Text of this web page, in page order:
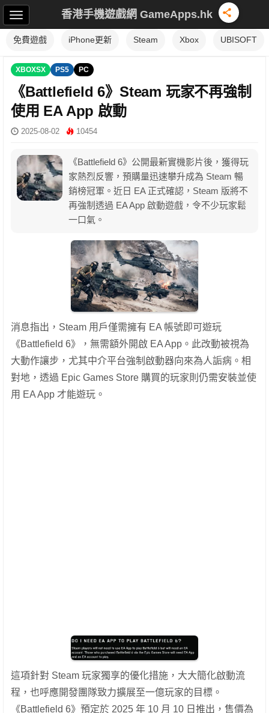
香港手機遊戲網 GameApps.hk
免費遊戲 iPhone更新 Steam Xbox UBISOFT
XBOXSX PS5 PC
《Battlefield 6》Steam 玩家不再強制
使用 EA App 啟動
2025-08-02 10454
《Battlefield 6》公開最新實機影片後，獲得玩
家熱烈反響，預購量迅速攀升成為 Steam 暢
銷榜冠軍。近日 EA 正式確認，Steam 版將不
再強制透過 EA App 啟動遊戲，令不少玩家鬆
一口氣。
消息指出，Steam 用戶僅需擁有 EA 帳號即可遊玩
《Battlefield 6》，無需額外開啟 EA App。此改動被視為
大動作讓步，尤其中介平台強制啟動器向來為人詬病。相
對地，透過 Epic Games Store 購買的玩家則仍需安裝並使
用 EA App 才能遊玩。
這項針對 Steam 玩家獨享的優化措施，大大簡化啟動流
程，也呼應開發團隊致力擴展至一億玩家的目標。
《Battlefield 6》預定於 2025 年 10 月 10 日推出，售價為